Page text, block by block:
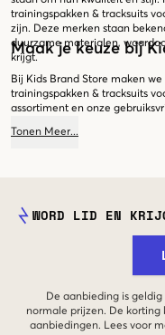
trainingspakken & tracksuits
zijn. Deze merken staan
duurzame materialen,
krijgt.
Maak je keuze bij
Bij Kids Brand Store maken
trainingspakken & tracksuits
assortiment en onze
of losse items om te mixen en
Tonen Meer...
WORD LID EN
De aanbieding is
normale prijzen. De
aanbiedingen. Lees voor